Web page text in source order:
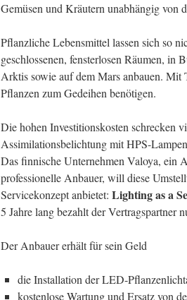
Gemüsen und Kräutern unabhängig
Pflanzliche Lebensmittel lassen sich so
geschlossenen, fensterlosen Räumen,
Arktis sowie auf dem Mars anbauen.
Pflanzen zum Gedeihen benötigen.
Die hohen Investitionskosten schrecken
Assimilationsbelichtung mit HPS-
Das finnische Unternehmen Valoya, ein
professionelle Anbauer, will diese
Servicekonzept anbietet: Lighting as a
5 Jahre lang bezahlt der Vertragspartner
Der Anbauer erhält für sein Geld
die Installation der LED-
kostenlose Wartung und Ersatz von